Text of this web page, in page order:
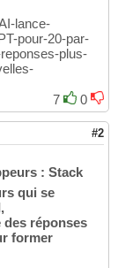
lance-
pour-20-par-
plus-
7
0
#2
: Stack
qui se
réponses
former